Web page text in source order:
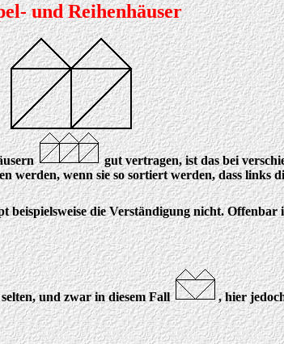
und Reihenhäuser
gut vertragen, ist das bei
wenn sie so sortiert werden, dass links
beispielsweise die Verständigung nicht. Offenbar
und zwar in diesem Fall , hier